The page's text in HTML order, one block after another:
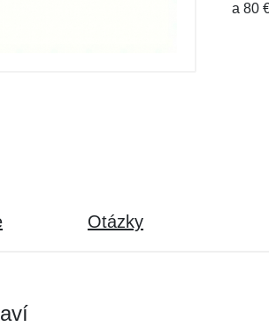
a 80
Otázky